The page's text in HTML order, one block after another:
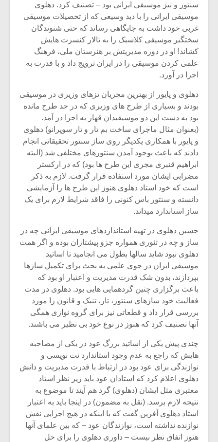
سنتور و نیز موسیقی ایرانی بود – تصنیف کرد. دهلوی
موسیقی ایرانی را با دید وسیعی که از تحصیلات موسیقی
غربی خود داشت به جایگاهی رساند که حتی شنوندگان
سختگیر موسیقی کلاسیک را به تالار کنسرت هایش
کشاند! او در دوره مدیریتش بر هنرستان ملی، فرهنگ
علمی کردن موسیقی را در ایران ترویج داد و با قدرت به
اجرا در آورد.
دهلوی و پایور از بهترین مجریان تزهای وزیری در موسیقی
بودند و بسیاری از طرح های وزیری که در حد طرح مانده
بود به دست این دو موسیقیدان قهار به اجرا در آمد.
(بعنوان مثال ماجرای ساخت بم تار و تار سوپرانو) دهلوی
و پایور با همکاری یکدیگر روی ساز سنتور تحقیقاتی انجام
دادند که باعث بوجود آمدن سنتورهای مختلفی شد (البته
ابراهیم قنبری مجری این طرح ها بود) که در ارکستر
مضرابی ایشان مورد استفاده قرار گرفت. لازم به ذکر
است که خود استاد دهلوی هنوز این طرح ها را آزمایشی
دانسته و سنتور باس کنونی را فاقد شرایط لازم برای یک
ساز استاندارد میداند.
حسین دهلوی در تهیه استانداردهای موسیقی ایرانی چه در
ساز و چه در تئوری همواره جزو پیشتازان بوده و اگر همت
دهلوی نبود شاید سالها بطول می انجامید تا اساتید
موسیقی ایران در جوی علمی به بحث برای تکمیل سازها
بپردازند، بدون شک قدرت مدیریت و اعتبار او بود که
باعث برگزاری چنین گردهمایی هایی بود. دهلوی در مدت
فعالیت خود سازهای سنتور، تار، تنبک و قانون را مورد
بررسی قرار داد و قطعاتی نیز برای گروه نوازی همگی
آنها تصنیف کرد که هنوز در نوع خود بی نظیر می باشند.
چندی پیش یکی از اساتید بزرگ عود در یکی از مصاحبه
هایش که راجع به عدم وجود استاندارد نت نویسی و
نوازندگی برای عود بود در ارتباط با قدرت مدیریت و دانش
دهلوی اعلام کرد که استادان عود باید زیر نظر استاد
معتبری مثل ایشان (دهلوی) گرد هم آیند تا موضوع به
نتیجه لازم برسد. (نقل به مضمون) در اینجا باید به اعتبار
استاد دهلوی آفرین گفت که با اینکه در هیچ اجرایی نقش
نوازنده نداشته است، نوازندگان عود – که بین علمای آنها
هنوز اتفاق نظر نیست – داوری دهلوی را برای حل
یادداشتی بر موسیقی
متن فیلم «متری
شیش و نیم»
بدنام ترین باش